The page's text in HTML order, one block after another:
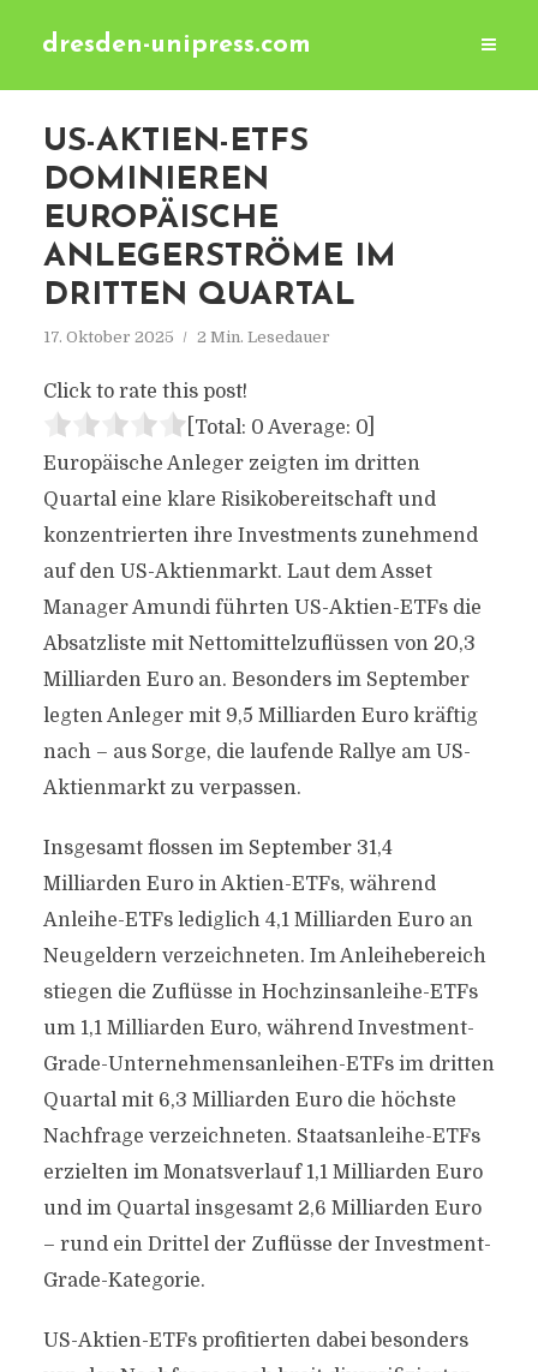
dresden-unipress.com
US-AKTIEN-ETFS
DOMINIEREN
EUROPÄISCHE
ANLEGERSTRÖME IM
DRITTEN QUARTAL
17. Oktober 2025 2 Min. Lesedauer
Click to rate this post!
[Total: 0 Average: 0]
Europäische Anleger zeigten im dritten
Quartal eine klare Risikobereitschaft und
konzentrierten ihre Investments zunehmend
auf den US-Aktienmarkt. Laut dem Asset
Manager Amundi führten US-Aktien-ETFs die
Absatzliste mit Nettomittelzuflüssen von 20,3
Milliarden Euro an. Besonders im September
legten Anleger mit 9,5 Milliarden Euro kräftig
nach – aus Sorge, die laufende Rallye am US-
Aktienmarkt zu verpassen.
Insgesamt flossen im September 31,4
Milliarden Euro in Aktien-ETFs, während
Anleihe-ETFs lediglich 4,1 Milliarden Euro an
Neugeldern verzeichneten. Im Anleihebereich
stiegen die Zuflüsse in Hochzinsanleihe-ETFs
um 1,1 Milliarden Euro, während Investment-
Grade-Unternehmensanleihen-ETFs im dritten
Quartal mit 6,3 Milliarden Euro die höchste
Nachfrage verzeichneten. Staatsanleihe-ETFs
erzielten im Monatsverlauf 1,1 Milliarden Euro
und im Quartal insgesamt 2,6 Milliarden Euro
– rund ein Drittel der Zuflüsse der Investment-
Grade-Kategorie.
US-Aktien-ETFs profitierten dabei besonders